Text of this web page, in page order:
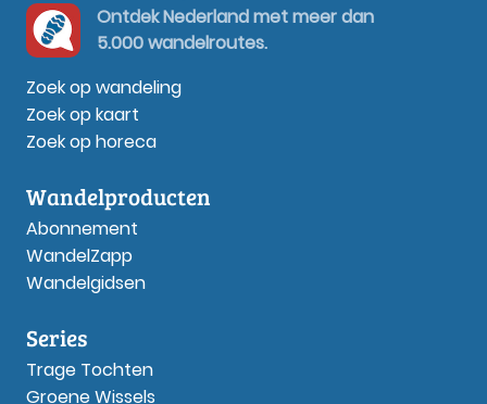
Ontdek Nederland met meer dan
5.000 wandelroutes.
Zoek op wandeling
Zoek op kaart
Zoek op horeca
Wandelproducten
Abonnement
WandelZapp
Wandelgidsen
Series
Trage Tochten
Groene Wissels